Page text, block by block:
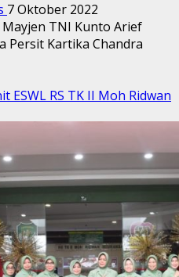
7 Oktober 2022
TNI Kunto Arief
Persit Kartika Chandra
ESWL RS TK II Moh Ridwan